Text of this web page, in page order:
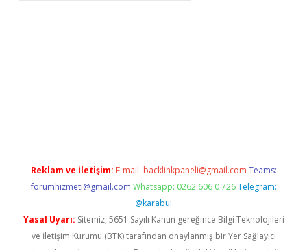
Reklam ve İletişim: E-mail: backlinkpaneli@gmail.com Teams:
forumhizmeti@gmail.com Whatsapp: 0262 606 0 726 Telegram:
@karabul
Yasal Uyarı: Sitemiz, 5651 Sayılı Kanun gereğince Bilgi Teknolojileri
ve İletişim Kurumu (BTK) tarafından onaylanmış bir Yer Sağlayıcı